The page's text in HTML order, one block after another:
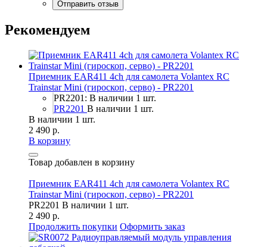
Рекомендуем
Приемник EAR411 4ch для самолета Volantex RC
Trainstar Mini (гироскоп, серво) - PR2201
PR2201: В наличии 1 шт.
PR2201 В наличии 1 шт.
В наличии 1 шт.
2 490 р.
В корзину
Товар добавлен в корзину
Приемник EAR411 4ch для самолета Volantex RC
Trainstar Mini (гироскоп, серво) - PR2201
PR2201 В наличии 1 шт.
2 490 р.
Продолжить покупки Оформить заказ